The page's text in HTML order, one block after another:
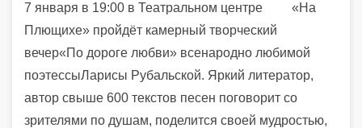
7 января в 19:00 в Театральном центре «На
Плющихе» пройдёт камерный творческий
вечер«По дороге любви» всенародно любимой
поэтессыЛарисы Рубальской. Яркий литератор,
автор свыше 600 текстов песен поговорит со
зрителями по душам, поделится своей мудростью,